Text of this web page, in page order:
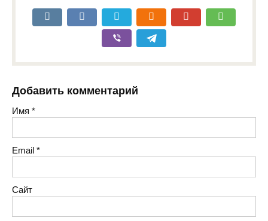
Добавить комментарий
Имя *
Email *
Сайт